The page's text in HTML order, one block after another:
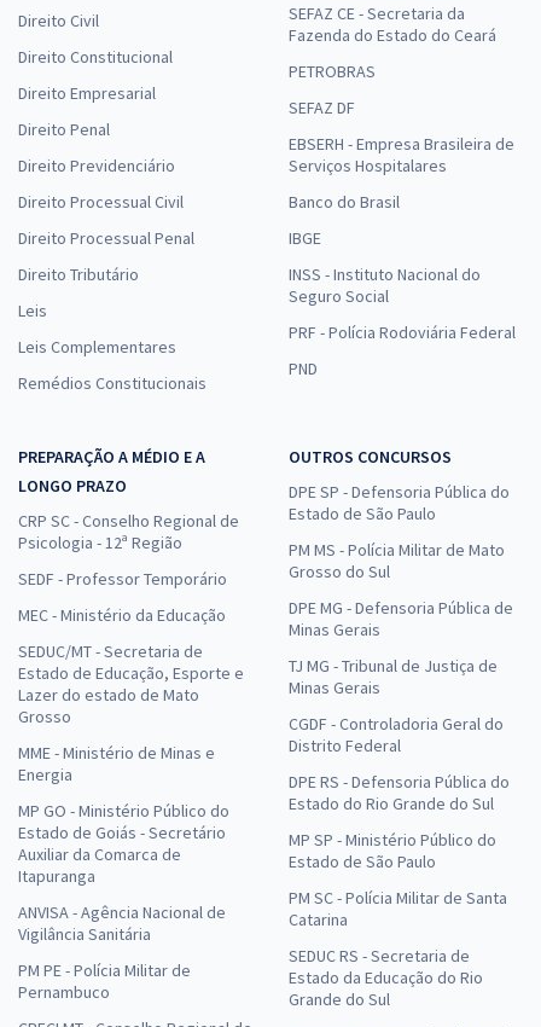
Direito Civil
Direito Constitucional
Direito Empresarial
Direito Penal
Direito Previdenciário
Direito Processual Civil
Direito Processual Penal
Direito Tributário
Leis
Leis Complementares
Remédios Constitucionais
SEFAZ CE - Secretaria da
Fazenda do Estado do Ceará
PETROBRAS
SEFAZ DF
EBSERH - Empresa Brasileira de
Serviços Hospitalares
Banco do Brasil
IBGE
INSS - Instituto Nacional do
Seguro Social
PRF - Polícia Rodoviária Federal
PND
PREPARAÇÃO A MÉDIO E A
LONGO PRAZO
CRP SC - Conselho Regional de
Psicologia - 12ª Região
SEDF - Professor Temporário
MEC - Ministério da Educação
SEDUC/MT - Secretaria de
Estado de Educação, Esporte e
Lazer do estado de Mato
Grosso
MME - Ministério de Minas e
Energia
MP GO - Ministério Público do
Estado de Goiás - Secretário
Auxiliar da Comarca de
Itapuranga
ANVISA - Agência Nacional de
Vigilância Sanitária
PM PE - Polícia Militar de
Pernambuco
OUTROS CONCURSOS
DPE SP - Defensoria Pública do
Estado de São Paulo
PM MS - Polícia Militar de Mato
Grosso do Sul
DPE MG - Defensoria Pública de
Minas Gerais
TJ MG - Tribunal de Justiça de
Minas Gerais
CGDF - Controladoria Geral do
Distrito Federal
DPE RS - Defensoria Pública do
Estado do Rio Grande do Sul
MP SP - Ministério Público do
Estado de São Paulo
PM SC - Polícia Militar de Santa
Catarina
SEDUC RS - Secretaria de
Estado da Educação do Rio
Grande do Sul